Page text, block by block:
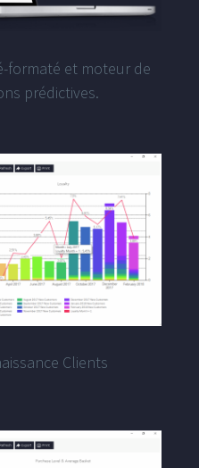
formaté et moteur de
prédictives.
Clients